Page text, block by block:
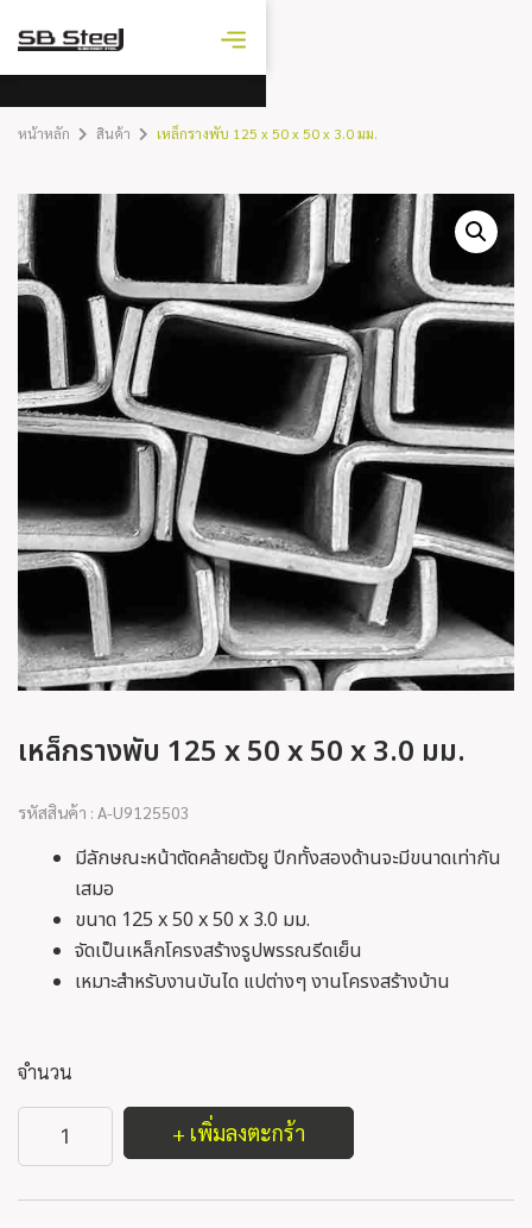
ราคาเหล็ก
หน้าหลัก สินค้า เหล็กรางพับ 125 x 50 x 50 x 3.0 มม.
เหล็กรางพับ 125 x 50 x 50 x 3.0 มม.
รหัสสินค้า : A-U9125503
มีลักษณะหน้าตัดคล้ายตัวยู ปีกทั้งสองด้านจะมีขนาดเท่ากัน
เสมอ
ขนาด 125 x 50 x 50 x 3.0 มม.
จัดเป็นเหล็กโครงสร้างรูปพรรณรีดเย็น
เหมาะสำหรับงานบันได แปต่างๆ งานโครงสร้างบ้าน
จำนวน
+ เพิ่มลงตะกร้า